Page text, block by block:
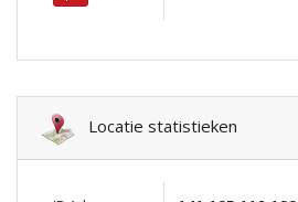
Locatie statistieken